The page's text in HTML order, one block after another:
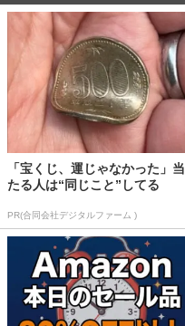
「宝くじ、運じゃなかった」当
たる人は“同じこと”してる
PR(合同会社デジタルファーム )